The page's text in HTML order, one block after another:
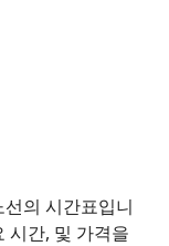
의 시간표입니
시간, 및 가격을